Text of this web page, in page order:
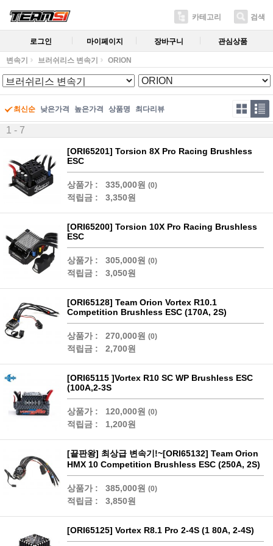
카테고리 검색
로그인 마이페이지 장바구니 관심상품
변속기 브러쉬리스 변속기 ORION
최신순 낮은가격 높은가격 상품명 최다리뷰
1 - 7
[ORI65201] Torsion 8X Pro Racing Brushless
ESC
상품가 : 335,000원 (0)
적립금 : 3,350원
[ORI65200] Torsion 10X Pro Racing Brushless
ESC
상품가 : 305,000원 (0)
적립금 : 3,050원
[ORI65128] Team Orion Vortex R10.1
Competition Brushless ESC (170A, 2S)
상품가 : 270,000원 (0)
적립금 : 2,700원
[ORI65115 ]Vortex R10 SC WP Brushless ESC
(100A,2-3S
상품가 : 120,000원 (0)
적립금 : 1,200원
[끝판왕] 최상급 변속기!~[ORI65132] Team Orion
HMX 10 Competition Brushless ESC (250A, 2S)
상품가 : 385,000원 (0)
적립금 : 3,850원
[ORI65125] Vortex R8.1 Pro 2-4S (1 80A, 2-4S)